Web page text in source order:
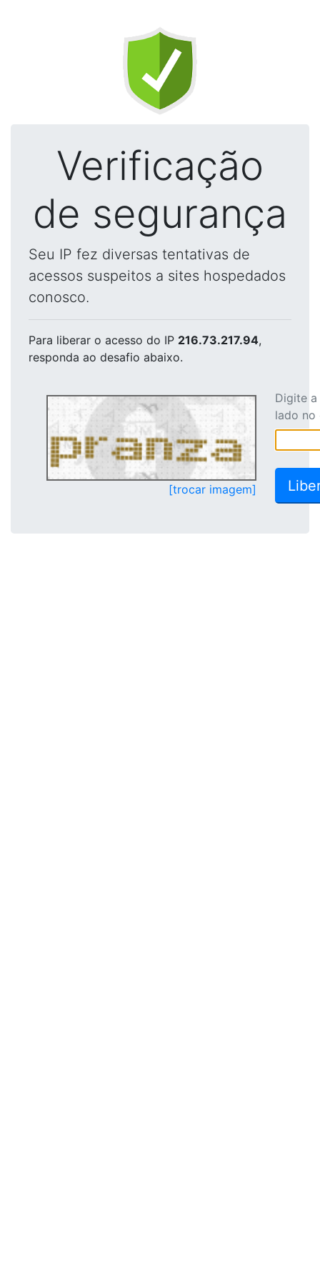
Verificação
de segurança
Seu IP fez diversas tentativas de
acessos suspeitos a sites hospedados
conosco.
Para liberar o acesso do IP 216.73.217.94,
responda ao desafio abaixo.
[trocar imagem]
Digite
lado no